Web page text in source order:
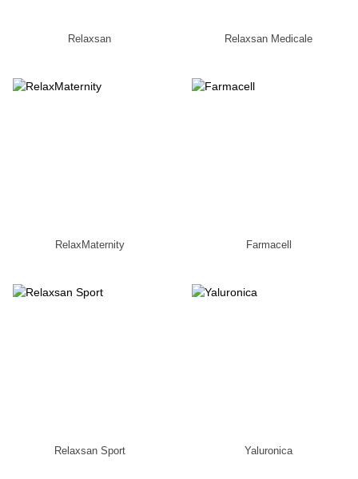
Relaxsan Relaxsan Medicale
RelaxMaternity Farmacell
Relaxsan Sport Yaluronica